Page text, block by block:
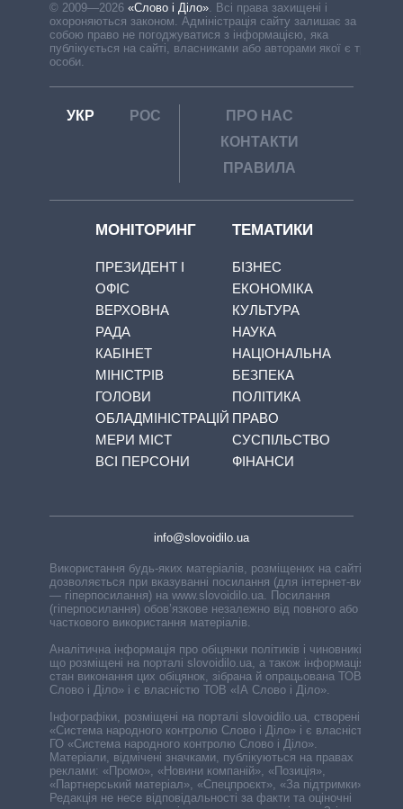
© 2009—2026 «Слово і Діло». Всі права захищені і
охороняються законом. Адміністрація сайту залишає за
собою право не погоджуватися з інформацією, яка
публікується на сайті, власниками або авторами якої є треті
особи.
УКР РОС
ПРО НАС
КОНТАКТИ
ПРАВИЛА
МОНІТОРИНГ
ПРЕЗИДЕНТ І
ОФІС
ВЕРХОВНА
РАДА
КАБІНЕТ
МІНІСТРІВ
ГОЛОВИ
ОБЛАДМІНІСТРАЦІЙ
МЕРИ МІСТ
ВСІ ПЕРСОНИ
ТЕМАТИКИ
БІЗНЕС
ЕКОНОМІКА
КУЛЬТУРА
НАУКА
НАЦІОНАЛЬНА
БЕЗПЕКА
ПОЛІТИКА
ПРАВО
СУСПІЛЬСТВО
ФІНАНСИ
info@slovoidilo.ua
Використання будь-яких матеріалів, розміщених на сайті,
дозволяється при вказуванні посилання (для інтернет-видань
— гіперпосилання) на www.slovoidilo.ua. Посилання
(гіперпосилання) обов’язкове незалежно від повного або
часткового використання матеріалів.
Аналітична інформація про обіцянки політиків і чиновників,
що розміщені на порталі slovoidilo.ua, а також інформація про
стан виконання цих обіцянок, зібрана й опрацьована ТОВ «ІА
Слово і Діло» і є власністю ТОВ «ІА Слово і Діло».
Інфографіки, розміщені на порталі slovoidilo.ua, створені ГО
«Система народного контролю Слово і Діло» і є власністю
ГО «Система народного контролю Слово і Діло».
Матеріали, відмічені значками, публікуються на правах
реклами: «Промо», «Новини компаній», «Позиція»,
«Партнерський матеріал», «Спецпроєкт», «За підтримки».
Редакція не несе відповідальності за факти та оціночні